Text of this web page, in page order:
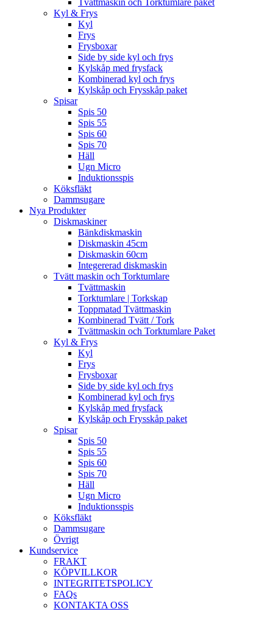
Tvättmaskin och Torktumlare paket
Kyl & Frys
Kyl
Frys
Frysboxar
Side by side kyl och frys
Kylskåp med frysfack
Kombinerad kyl och frys
Kylskåp och Frysskåp paket
Spisar
Spis 50
Spis 55
Spis 60
Spis 70
Häll
Ugn Micro
Induktionsspis
Köksfläkt
Dammsugare
Nya Produkter
Diskmaskiner
Bänkdiskmaskin
Diskmaskin 45cm
Diskmaskin 60cm
Integererad diskmaskin
Tvätt maskin och Torktumlare
Tvättmaskin
Torktumlare | Torkskap
Toppmatad Tvättmaskin
Kombinerad Tvätt / Tork
Tvättmaskin och Torktumlare Paket
Kyl & Frys
Kyl
Frys
Frysboxar
Side by side kyl och frys
Kombinerad kyl och frys
Kylskåp med frysfack
Kylskåp och Frysskåp paket
Spisar
Spis 50
Spis 55
Spis 60
Spis 70
Häll
Ugn Micro
Induktionsspis
Köksfläkt
Dammsugare
Övrigt
Kundservice
FRAKT
KÖPVILLKOR
INTEGRITETSPOLICY
FAQs
KONTAKTA OSS